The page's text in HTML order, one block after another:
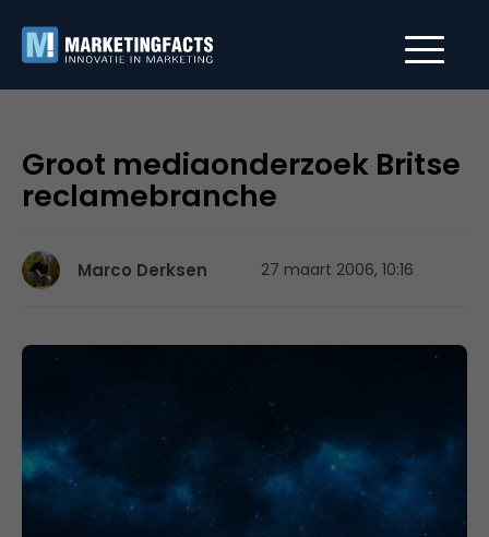
Groot mediaonderzoek Britse
reclamebranche
Marco Derksen 27 maart 2006, 10:16